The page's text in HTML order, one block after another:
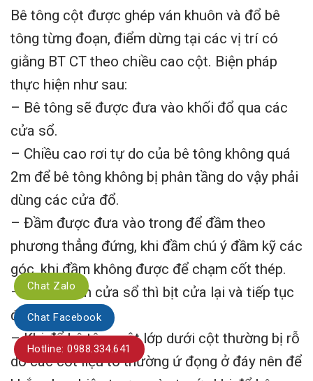
Bê tông cột được ghép ván khuôn và đổ bê
tông từng đoạn, điểm dừng tại các vị trí có
giằng BT CT theo chiều cao cột. Biện pháp
thực hiện như sau:
– Bê tông sẽ được đưa vào khối đổ qua các
cửa sổ.
– Chiều cao rơi tự do của bê tông không quá
2m để bê tông không bị phân tầng do vậy phải
dùng các cửa đổ.
– Đầm được đưa vào trong để đầm theo
phương thẳng đứng, khi đầm chú ý đầm kỹ các
góc, khi đầm không được để chạm cốt thép.
– Khi đổ đến cửa sổ thì bịt cửa lại và tiếp tục
đổ phần trên.
– Khi đổ bê tông cột lớp dưới cột thường bị rỗ
do các cốt liệu to thường ứ đọng ở đáy nên để
Chat Zalo
Chat Facebook
Hotline: 0988.334.641